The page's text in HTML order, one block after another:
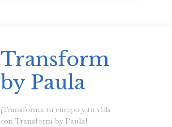
Transform
by Paula
¡Transforma tu cuerpo y tu vida
con Transform by Paula!